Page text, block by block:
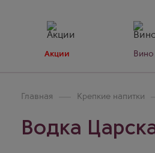
Акции Вино
Главная Крепкие напитки
Водка